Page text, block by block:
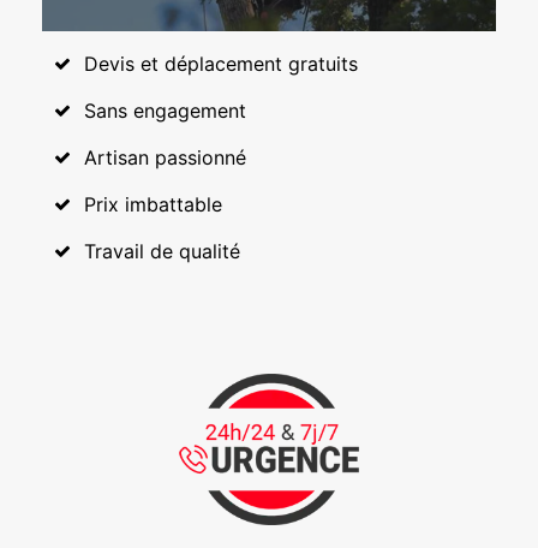
Devis et déplacement gratuits
Sans engagement
Artisan passionné
Prix imbattable
Travail de qualité